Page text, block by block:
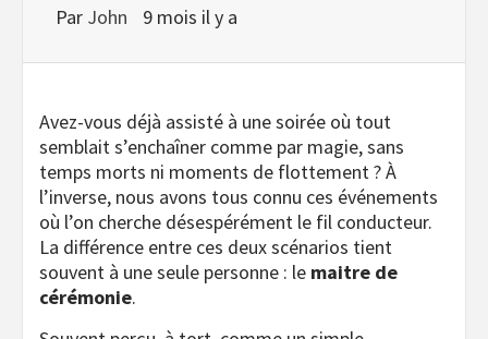
Par John 9 mois il y a
Avez-vous déjà assisté à une soirée où tout
semblait s’enchaîner comme par magie, sans
temps morts ni moments de flottement ? À
l’inverse, nous avons tous connu ces événements
où l’on cherche désespérément le fil conducteur.
La différence entre ces deux scénarios tient
souvent à une seule personne : le maitre de
cérémonie.